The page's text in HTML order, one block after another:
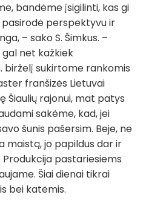
bandėme įsigilinti, kas gi
perspektyvu ir
– sako S. Šimkus. –
gal net kažkiek
birželį sukirtome rankomis
franšizės Lietuvai
Šiaulių rajonui, mat patys
sakėme, kad, jei
šunis pašersim. Beje, ne
maistą, jo papildus dar ir
pastariesiems
Šiai dienai tikrai
bei katėmis.